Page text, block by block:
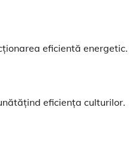
eficientă energetic.
eficiența culturilor.